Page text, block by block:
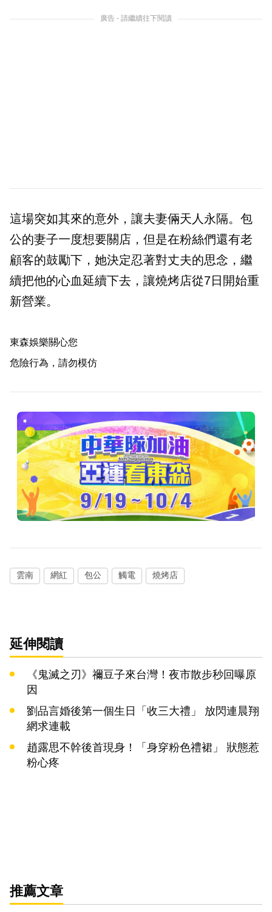
廣告 - 請繼續往下閱讀
這場突如其來的意外，讓夫妻倆天人永隔。包
公的妻子一度想要關店，但是在粉絲們還有老
顧客的鼓勵下，她決定忍著對丈夫的思念，繼
續把他的心血延續下去，讓燒烤店從7日開始重
新營業。
東森娛樂關心您
危險行為，請勿模仿
雲南 網紅 包公 觸電 燒烤店
延伸閱讀
《鬼滅之刃》禰豆子來台灣！夜市散步秒回曝原
因
劉品言婚後第一個生日「收三大禮」 放閃連晨翔
網求連載
趙露思不幹後首現身！「身穿粉色禮裙」 狀態惹
粉心疼
推薦文章